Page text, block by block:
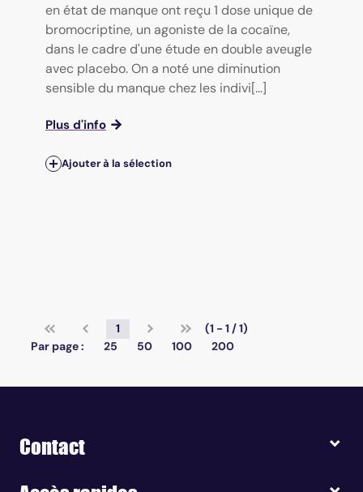
en état de manque ont reçu 1 dose unique de
bromocriptine, un agoniste de la cocaïne,
dans le cadre d'une étude en double aveugle
avec placebo. On a noté une diminution
sensible du manque chez les indivi[...]
Plus d'info
Ajouter à la sélection
1
(1 - 1 / 1)
Par page :
25 50 100 200
Contact